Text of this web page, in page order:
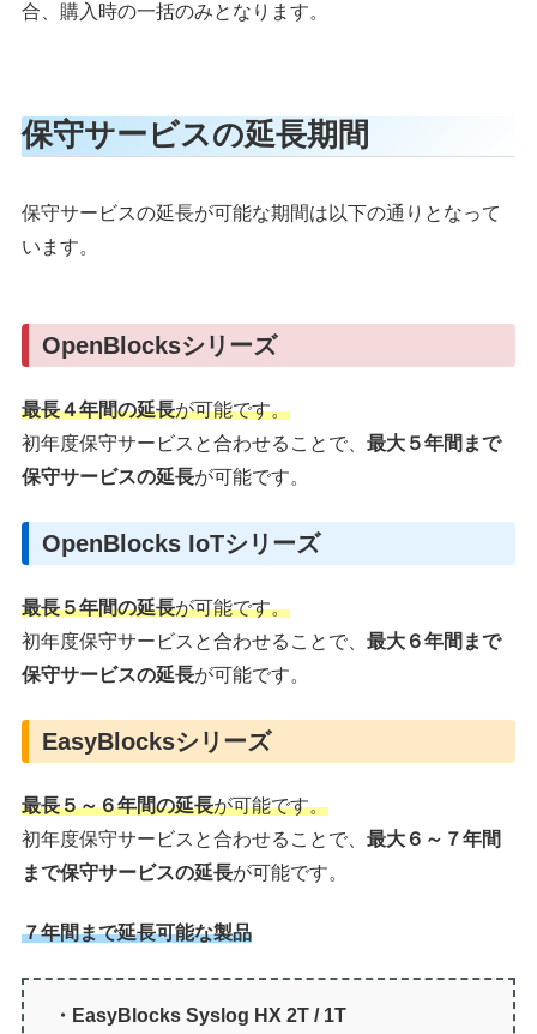
合、購入時の一括のみとなります。
保守サービスの延長期間
保守サービスの延長が可能な期間は以下の通りとなって
います。
OpenBlocksシリーズ
最長４年間の延長が可能です。
初年度保守サービスと合わせることで、最大５年間まで
保守サービスの延長が可能です。
OpenBlocks IoTシリーズ
最長５年間の延長が可能です。
初年度保守サービスと合わせることで、最大６年間まで
保守サービスの延長が可能です。
EasyBlocksシリーズ
最長５～６年間の延長が可能です。
初年度保守サービスと合わせることで、最大６～７年間
まで保守サービスの延長が可能です。
７年間まで延長可能な製品
・EasyBlocks Syslog HX 2T / 1T